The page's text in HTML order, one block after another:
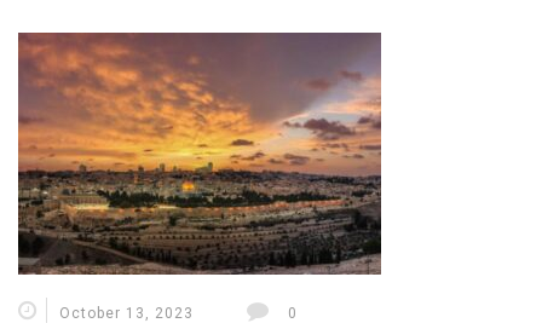
October 13, 2023 0